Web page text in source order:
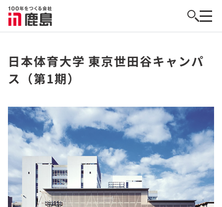
日本体育大学 東京世田谷キャンパ
ス（第1期）